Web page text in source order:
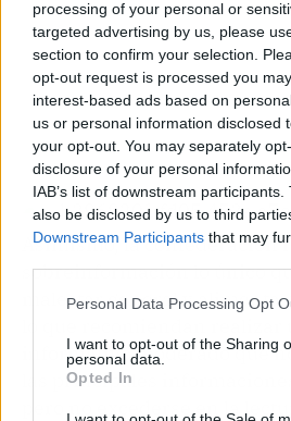
processing of your personal or
targeted advertising by us, please
section to confirm your selection.
opt-out request is processed you
interest-based ads based on
us or personal information disclosed
your opt-out. You may separately
disclosure of your personal
IAB’s list of downstream
also be disclosed by us to third
Downstream Participants that may
Personal Data Processing Opt
I want to opt-out of the Sharing
personal data.
Opted In
Asimismo, la confederación
sobreinformación lo único
malestar general y alimenta
informativo moderado que
las principales
pero no excederse en la